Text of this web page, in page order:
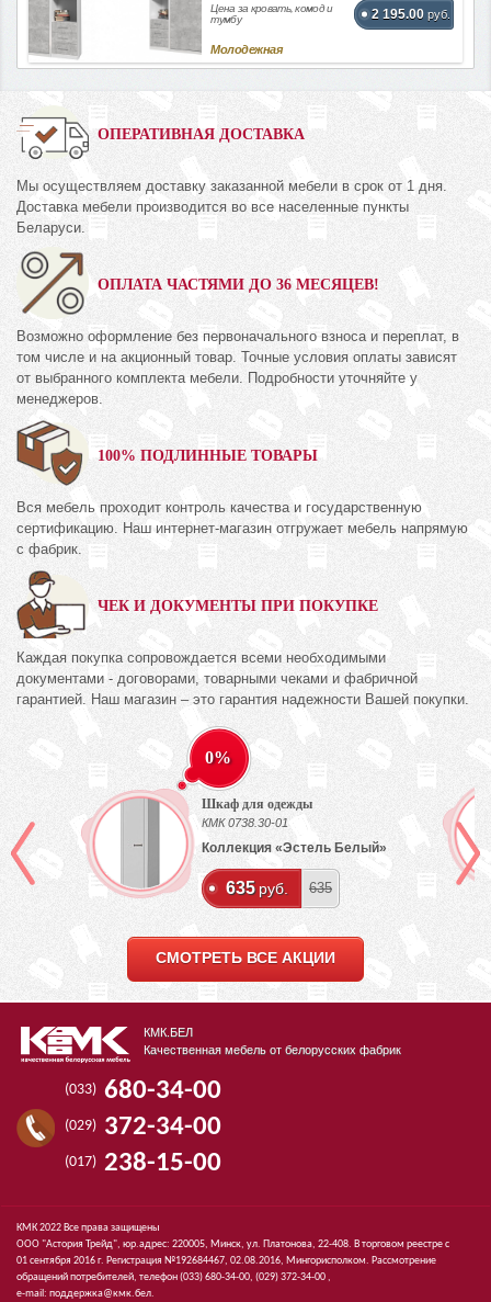
Цена за кровать, комод и
тумбу
2 195.00 руб.
Молодежная
ОПЕРАТИВНАЯ ДОСТАВКА
Мы осуществляем доставку заказанной мебели в срок от 1 дня.
Доставка мебели производится во все населенные пункты
Беларуси.
ОПЛАТА ЧАСТЯМИ ДО 36 МЕСЯЦЕВ!
Возможно оформление без первоначального взноса и переплат, в
том числе и на акционный товар. Точные условия оплаты зависят
от выбранного комплекта мебели. Подробности уточняйте у
менеджеров.
100% ПОДЛИННЫЕ ТОВАРЫ
Вся мебель проходит контроль качества и государственную
сертификацию. Наш интернет-магазин отгружает мебель напрямую
с фабрик.
ЧЕК И ДОКУМЕНТЫ ПРИ ПОКУПКЕ
Каждая покупка сопровождается всеми необходимыми
документами - договорами, товарными чеками и фабричной
гарантией. Наш магазин – это гарантия надежности Вашей покупки.
0%
Шкаф для одежды
КМК 0738.30-01
Коллекция «Эстель Белый»
635 руб. 635
СМОТРЕТЬ ВСЕ АКЦИИ
КМК.БЕЛ
Качественная мебель от белорусских фабрик
(033) 680-34-00
(029) 372-34-00
(017) 238-15-00
КМК 2022 Все права защищены
ООО "Астория Трейд", юр.адрес: 220005, Минск, ул. Платонова, 22-408. В торговом реестре с
01 сентября 2016 г. Регистрация №192684467, 02.08.2016, Мингорисполком. Рассмотрение
обращений потребителей, телефон(033)680-34-00, (029)372-34-00 ,
e-mail: поддержка@кмк.бел.